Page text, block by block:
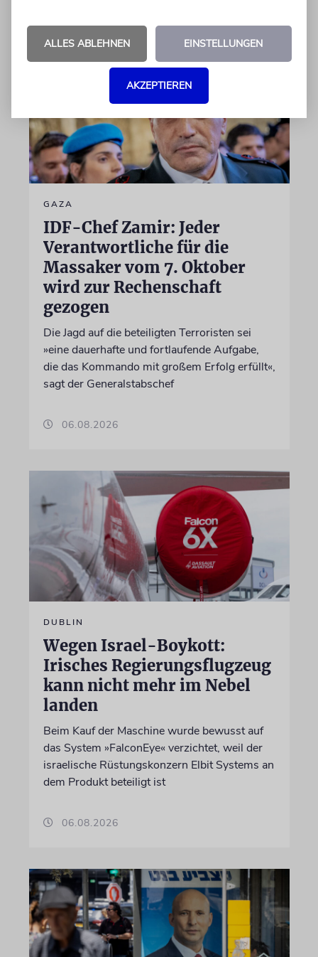
GAZA
IDF-Chef Zamir: Jeder
Verantwortliche für die
Massaker vom 7. Oktober
wird zur Rechenschaft
gezogen
Die Jagd auf die beteiligten Terroristen sei
»eine dauerhafte und fortlaufende Aufgabe,
die das Kommando mit großem Erfolg erfüllt«,
sagt der Generalstabschef
06.08.2026
DUBLIN
Wegen Israel-Boykott:
Irisches Regierungsflugzeug
kann nicht mehr im Nebel
landen
Beim Kauf der Maschine wurde bewusst auf
das System »FalconEye« verzichtet, weil der
israelische Rüstungskonzern Elbit Systems an
dem Produkt beteiligt ist
06.08.2026
ALLES ABLEHNEN EINSTELLUNGEN
AKZEPTIEREN